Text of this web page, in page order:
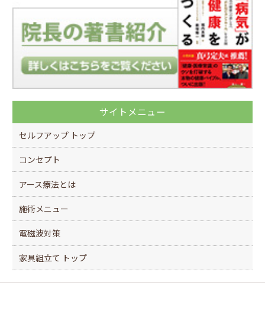
サイトメニュー
セルフアップ トップ
コンセプト
アース療法とは
施術メニュー
電磁波対策
家具組立て トップ